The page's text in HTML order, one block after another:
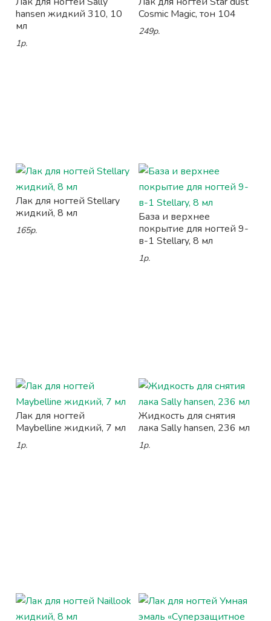
hansen жидкий 310, 10
мл
1р.
Cosmic Magic, тон 104
249р.
Лак для ногтей Stellary
жидкий, 8 мл
165р.
База и верхнее
покрытие для ногтей 9-
в-1 Stellary, 8 мл
1р.
Лак для ногтей
Maybelline жидкий, 7 мл
1р.
Жидкость для снятия
лака Sally hansen, 236 мл
1р.